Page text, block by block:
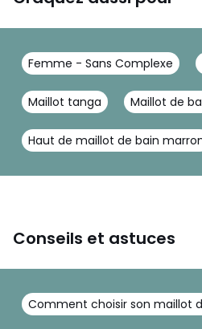
Femme - Sans Complexe
Maillot tanga Maillot de
Haut de maillot de bain
Conseils et astuces
Comment choisir son maillot